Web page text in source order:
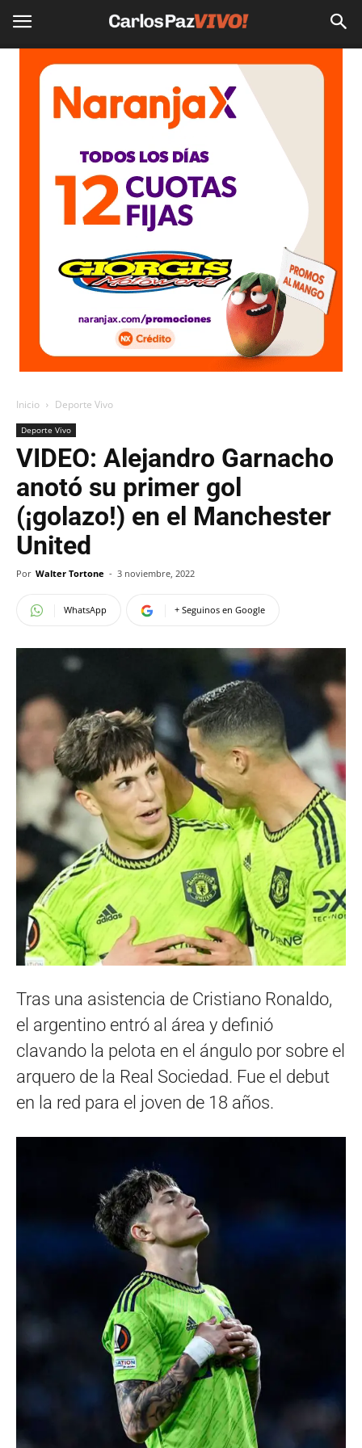
Inicio Deporte Vivo
Deporte Vivo
VIDEO: Alejandro Garnacho
anotó su primer gol
(¡golazo!) en el Manchester
United
Por Walter Tortone - 3 noviembre, 2022
WhatsApp + Seguinos en Google
Tras una asistencia de Cristiano Ronaldo,
el argentino entró al área y definió
clavando la pelota en el ángulo por sobre el
arquero de la Real Sociedad. Fue el debut
en la red para el joven de 18 años.